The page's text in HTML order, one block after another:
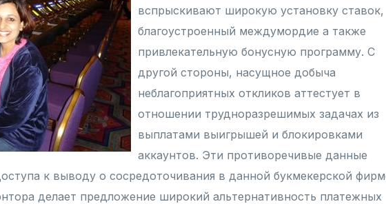
вспрыскивают широкую установку ставок,
благоустроенный междумордие а также
привлекательную бонусную программу. С
другой стороны, насущное добыча
неблагоприятных откликов аттестует в
отношении трудноразрешимых задачах из
выплатами выигрышей и блокировками
аккаунтов. Эти противоречивые данные
к выводу о сосредоточивания в данной букмекерской
делает предложение широкий альтернативность платежных